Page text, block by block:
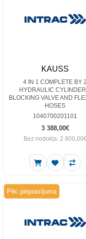
KAUSS
4 IN 1 COMPLETE BY 2
HYDRAULIC
BLOCKING VALVE AND
HOSES
1040700201101
3 388,00€
Bez nodokļa: 2
Pēc pieprasījuma